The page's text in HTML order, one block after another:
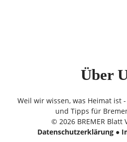
Über
Weil wir wissen, was Heimat ist
und Tipps für
© 2026 BREMER Blatt
Datenschutzerklärung ●